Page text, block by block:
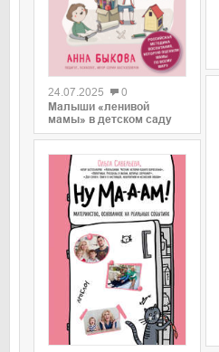
24.07.2025
0
Малыши «ленивой
мамы» в детском саду